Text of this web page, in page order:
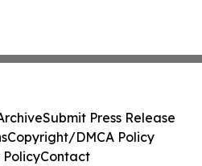
Submit Press Release
Copyright/DMCA Policy
PolicyContact